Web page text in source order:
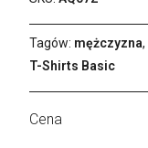
Tagów: mężczyzna,
T-Shirts Basic